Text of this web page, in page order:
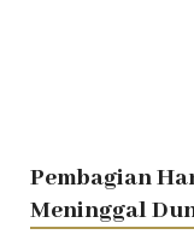
Pembagian
Meninggal